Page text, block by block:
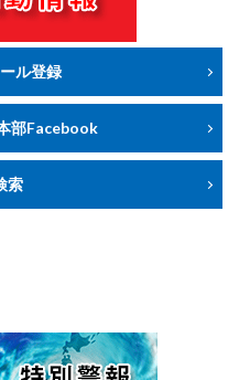
ル登録
部Facebook
索